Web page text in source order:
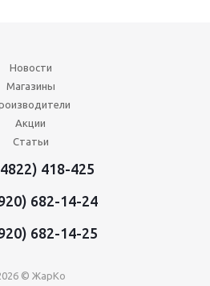
Новости
Магазины
Акции
Статьи
418-425
682-14-24
682-14-25
© ЖарКо